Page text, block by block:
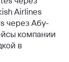
Airlines
через Абу-
компании
в